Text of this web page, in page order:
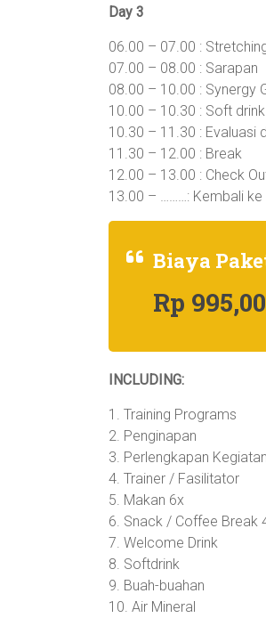
Day 3
06.00 – 07.00 :
07.00 – 08.00 : Sarapan
08.00 – 10.00 : Synergy
10.00 – 10.30 : Soft
10.30 – 11.30 : Evaluasi
11.30 – 12.00 : Break
12.00 – 13.00 : Check
13.00 – ………: Kembali
Biaya
Rp
INCLUDING:
1. Training Programs
2. Penginapan
3. Perlengkapan Kegiatan
4. Trainer / Fasilitator
5. Makan 6x
6. Snack / Coffee Break
7. Welcome Drink
8. Softdrink
9. Buah-buahan
10. Air Mineral